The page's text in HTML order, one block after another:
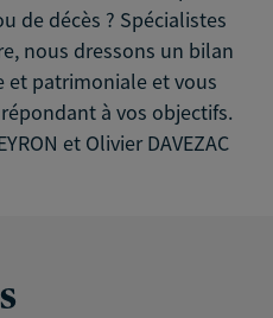
de décès ? Spécialistes
nous dressons un bilan
et patrimoniale et vous
à vos objectifs.
et Olivier DAVEZAC